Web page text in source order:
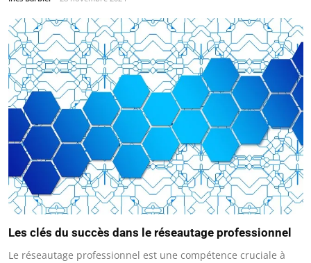
Les clés du succès dans le réseautage professionnel
Le réseautage professionnel est une compétence cruciale à